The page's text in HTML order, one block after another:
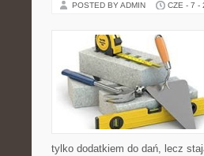
POSTED BY ADMIN CZE - 7 -
tylko dodatkiem do dań, lecz